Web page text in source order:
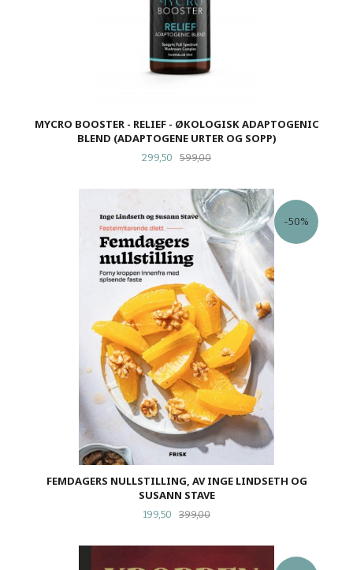
MYCRO BOOSTER - RELIEF - ØKOLOGISK ADAPTOGENIC
BLEND (ADAPTOGENE URTER OG SOPP)
Tilbud
299,50 599,00Rabatt
FEMDAGERS NULLSTILLING, AV INGE LINDSETH OG
SUSANN STAVE
Tilbud
199,50 399,00Rabatt
-50%